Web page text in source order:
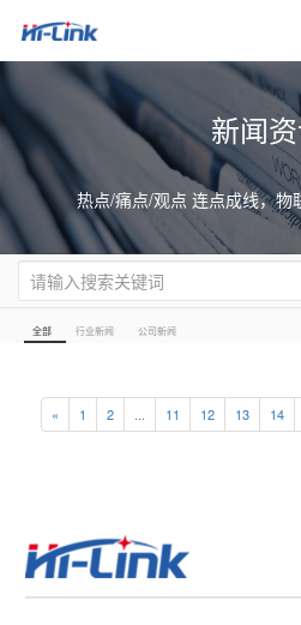
新闻
热点/痛点/观点 连点成线，物
全部 行业新闻 公司新闻
« 1 2 11 12 13 14